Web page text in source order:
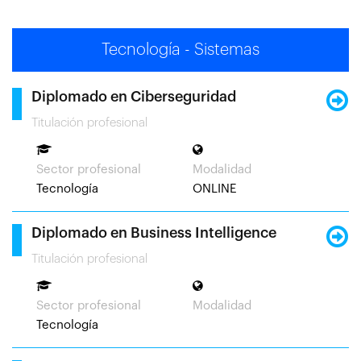
Tecnología - Sistemas
Diplomado en Ciberseguridad
Titulación profesional
Sector profesional
Tecnología
Modalidad
ONLINE
Diplomado en Business Intelligence
Titulación profesional
Sector profesional
Tecnología
Modalidad